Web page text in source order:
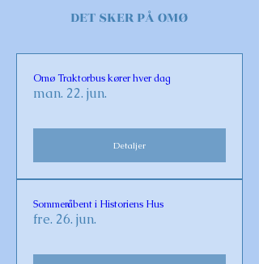
DET SKER PÅ OMØ
Omø Traktorbus kører hver dag
man. 22. jun.
Detaljer
Sommeråbent i Historiens Hus
fre. 26. jun.